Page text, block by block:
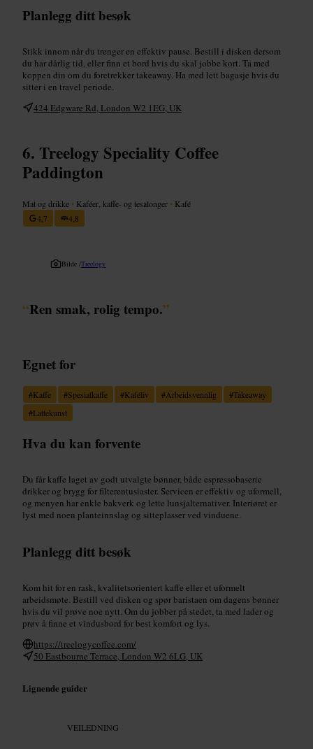
Planlegg ditt besøk
Stikk innom når du trenger en effektiv pause. Bestill i disken dersom
du har dårlig tid, eller finn et bord hvis du skal jobbe kort. Ta med
koppen din om du foretrekker takeaway. Ha med lett bagasje hvis du
sitter i en travel periode.
424 Edgware Rd, London W2 1EG, UK
Treelogy Speciality Coffee
Paddington
Mat og drikke • Kaféer, kaffe- og tesalonger • Kafé
4,7
4,8
Bilde /Treelogy
“Ren smak, rolig tempo.”
Egnet for
#Kaffe #Spesialkaffe #Kaféliv #Arbeidsvennlig #Takeaway
#Lattekunst
Hva du kan forvente
Du får kaffe laget av godt utvalgte bønner, både espressobaserte
drikker og brygg for filterentusiaster. Servicen er effektiv og uformell,
og menyen har enkle bakverk og lette lunsjalternativer. Interiøret er
lyst med noen planteinnslag og sitteplasser ved vinduene.
Planlegg ditt besøk
Kom hit for en rask, kvalitetsorientert kaffe eller et uformelt
arbeidsmøte. Bestill ved disken og spør baristaen om dagens bønner
hvis du vil prøve noe nytt. Om du jobber på stedet, ta med lader og
prøv å finne et vindusbord for best komfort og lys.
https://treelogycoffee.com/
50 Eastbourne Terrace, London W2 6LG, UK
Lignende guider
VEILEDNING